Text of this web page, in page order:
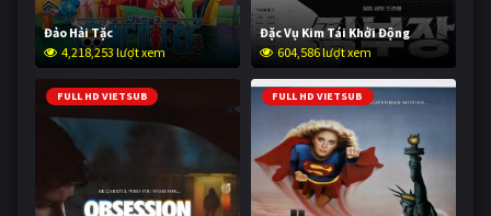
Đảo Hải Tặc
4,218,253 lượt xem
Đặc Vụ Kim Tái Khởi Động
604,586 lượt xem
FULL HD VIETSUB FULL HD VIETSUB